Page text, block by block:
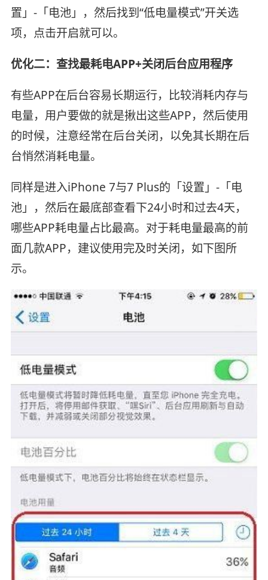
置」-「电池」，然后找到“低电量模式”开关选
项，点击开启就可以。
优化二：查找最耗电APP+关闭后台应用程序
有些APP在后台容易长期运行，比较消耗内存与
电量，用户要做的就是揪出这些APP，然后使用
的时候，注意经常在后台关闭，以免其长期在后
台悄然消耗电量。
同样是进入iPhone 7与7 Plus的「设置」-「电
池」，然后在最底部查看下24小时和过去4天，
哪些APP耗电量占比最高。对于耗电量最高的前
面几款APP，建议使用完及时关闭，如下图所
示。